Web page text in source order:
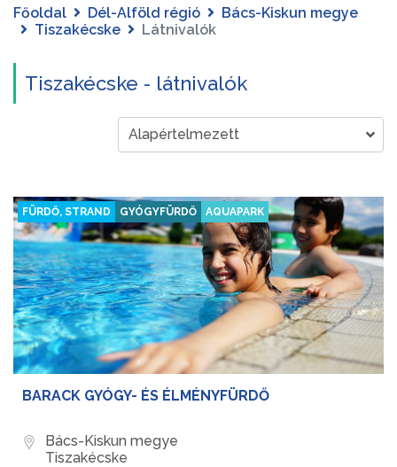
Főoldal Dél-Alföld régió
Bács-Kiskun megye
Tiszakécske
Látnivalók
Tiszakécske - látnivalók
FÜRDŐ, STRAND GYÓGYFÜRDŐ AQUAPARK
BARACK GYÓGY- ÉS ÉLMÉNYFÜRDŐ
Bács-Kiskun megye
Tiszakécske